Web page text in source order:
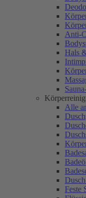
Anti-
Hals
Alle
Feste